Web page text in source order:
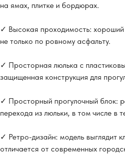
на ямах, плитке и бордюрах.
✓ Высокая проходимость: хороший
не только по ровному асфальту.
✓ Просторная люлька с
защищенная конструкция для
✓ Просторный прогулочный блок:
перехода из люльки, в том числе в
✓ Ретро-дизайн: модель выглядит
отличается от современных